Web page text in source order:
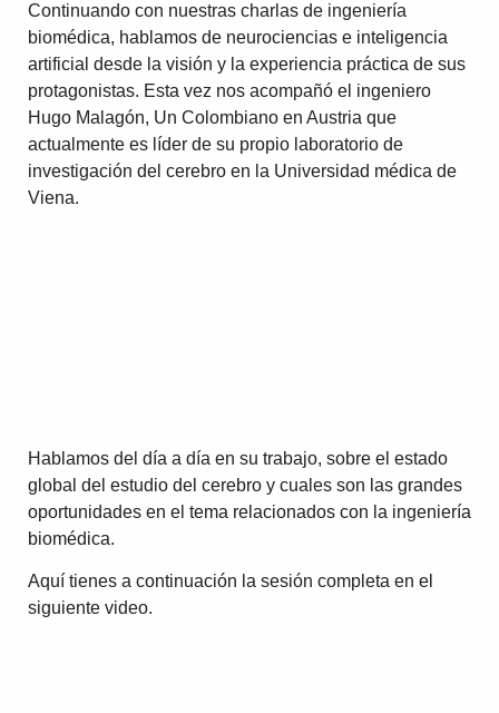
Continuando con nuestras charlas de ingeniería
biomédica, hablamos de neurociencias e inteligencia
artificial desde la visión y la experiencia práctica de sus
protagonistas. Esta vez nos acompañó el ingeniero
Hugo Malagón, Un Colombiano en Austria que
actualmente es líder de su propio laboratorio de
investigación del cerebro en la Universidad médica de
Viena.
Hablamos del día a día en su trabajo, sobre el estado
global del estudio del cerebro y cuales son las grandes
oportunidades en el tema relacionados con la ingeniería
biomédica.
Aquí tienes a continuación la sesión completa en el
siguiente video.